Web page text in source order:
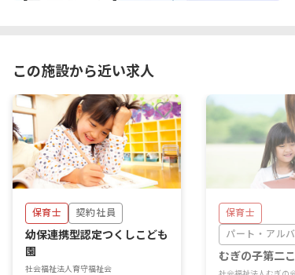
この施設から近い求人
保育士 契約社員
幼保連携型認定つくしこども
園
社会福祉法人育守福祉会
保育士
パート・アルバ
むぎの子第二こ